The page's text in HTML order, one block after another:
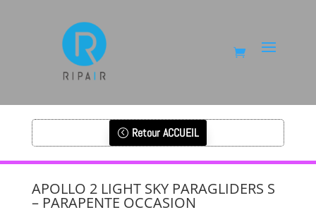
Retour ACCUEIL
APOLLO 2 LIGHT SKY PARAGLIDERS S
– PARAPENTE OCCASION